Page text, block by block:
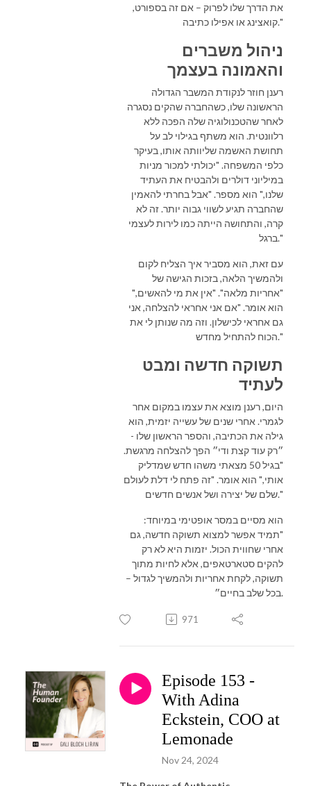
את הדרך שלו לפרוק – אם זה בספורט,
קואצינג או אפילו כתיבה."
ניהול משברים
והאמונה בעצמך
רענן חוזר לנקודת המשבר הגדולה
הראשונה שלו, כשהחברה שהקים נסגרה
לאחר שהטכנולוגיה שלה הפכה ללא
רלוונטית. הוא משתף בגילוי לב על
תחושת האשמה שליוותה אותו, בעיקר
כלפי המשפחה. "יכולתי למכור מניות
במיליוני דולרים ולהבטיח את העתיד
שלנו," הוא מספר. "אבל בחרתי להאמין
שהחברה תגיע לשווי גבוה יותר. זה לא
קרה, והתחושה הייתה כמו לירות לעצמי
ברגל."
עם זאת, הוא מסביר איך הצליח לקום
ולהמשיך הלאה, בזכות הגישה של
"אחריות מלאה". "אין את מי להאשים,"
הוא אומר. "אם אני אחראי להצלחה, אני
גם אחראי לכישלון. וזה מה שנותן לי את
הכוח להתחיל מחדש."
תשוקה חדשה ומבט
לעתיד
היום, רענן מוצא את עצמו במקום אחר
לגמרי. אחרי שנים של עשייה יזמית, הוא
גילה את הכתיבה, והספר הראשון שלו -
״רק עוד קצת ודי״ הפך להצלחה מרגשת.
"בגיל 50 מצאתי משהו חדש שמדליק
אותי," הוא אומר. "זה פתח לי דלת לעולם
שלם של יצירה ושל אנשים חדשים."
הוא מסיים במסר אופטימי במיוחד:
"תמיד אפשר למצוא תשוקה חדשה, גם
אחרי שחווית הכול. יזמות היא לא רק
להקים סטארטאפים, אלא לחיות מתוך
תשוקה, לקחת אחריות ולהמשיך לגדול –
בכל שלב בחיים״.
971
Episode 153 -
With Adina
Eckstein, COO at
Lemonade
Nov 24, 2024